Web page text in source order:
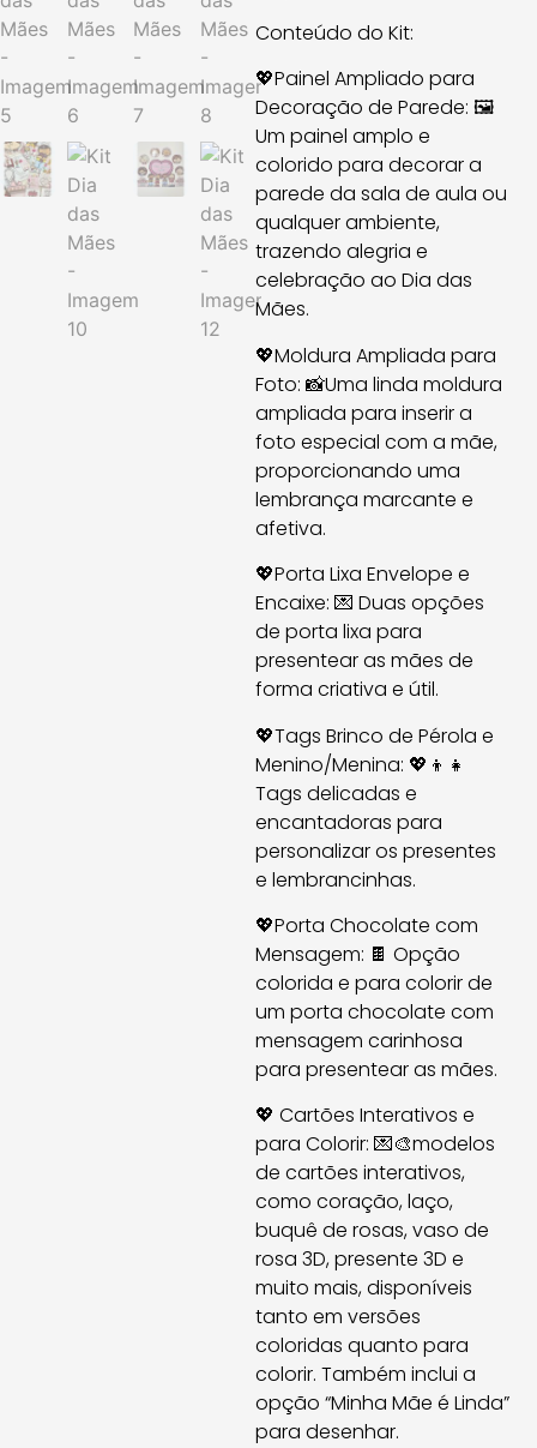
Conteúdo do Kit:
💖Painel Ampliado para
Decoração de Parede: 🖼️
Um painel amplo e
colorido para decorar a
parede da sala de aula ou
qualquer ambiente,
trazendo alegria e
celebração ao Dia das
Mães.
💖Moldura Ampliada para
Foto: 📸Uma linda moldura
ampliada para inserir a
foto especial com a mãe,
proporcionando uma
lembrança marcante e
afetiva.
💖Porta Lixa Envelope e
Encaixe: 💌 Duas opções
de porta lixa para
presentear as mães de
forma criativa e útil.
💖Tags Brinco de Pérola e
Menino/Menina: 💖👦👧
Tags delicadas e
encantadoras para
personalizar os presentes
e lembrancinhas.
💖Porta Chocolate com
Mensagem: 🍫 Opção
colorida e para colorir de
um porta chocolate com
mensagem carinhosa
para presentear as mães.
💖 Cartões Interativos e
para Colorir: 💌🎨modelos
de cartões interativos,
como coração, laço,
buquê de rosas, vaso de
rosa 3D, presente 3D e
muito mais, disponíveis
tanto em versões
coloridas quanto para
colorir. Também inclui a
opção “Minha Mãe é Linda”
para desenhar.